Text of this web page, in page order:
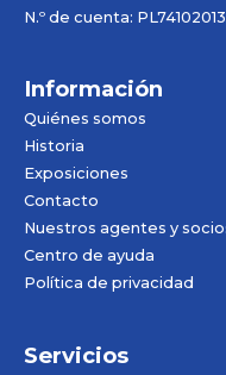
N.º de cuenta:
Información
Quiénes somos
Historia
Exposiciones
Contacto
Nuestros agentes y
Centro de ayuda
Política de privacidad
Servicios